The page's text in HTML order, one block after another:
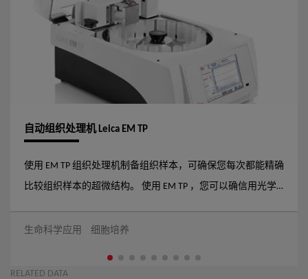
自动组织处理机 Leica EM TP
使用 EM TP 组织处理机制备组织样本，可确保您每次都能精确
比较组织样本的超微结构。 使用 EM TP ，您可以确信用光学
不是由人工制样不一致引起。 EM TP 可以程序化自动处理多个
式制备同一批次中的样本，而且还能使用直观的软件轻松地编
生命科学应用 细胞培养
RELATED DATA